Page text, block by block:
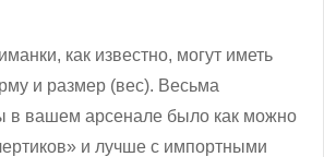
как известно, могут иметь
и размер (вес). Весьма
в вашем арсенале было как можно
и лучше с импортными